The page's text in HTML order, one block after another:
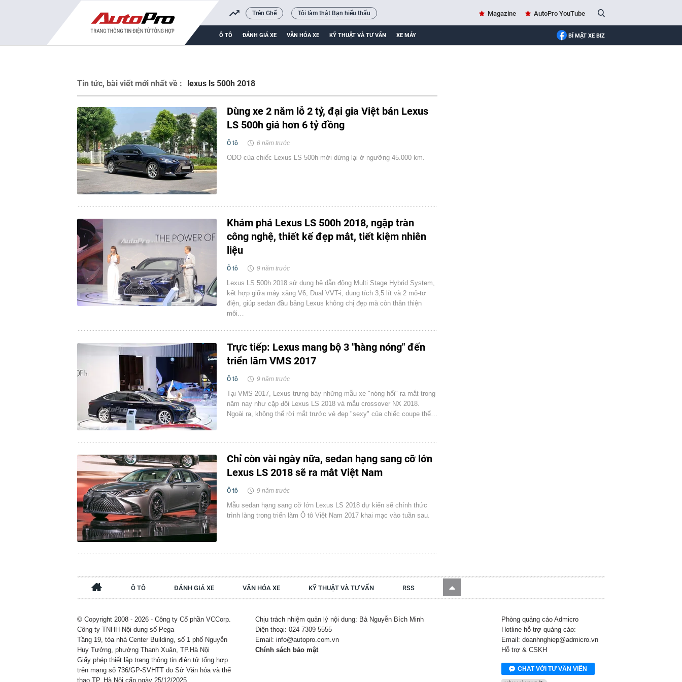
Trên Ghế Tôi làm thật Bạn hiểu thấu Magazine AutoPro YouTube
Ô TÔ ĐÁNH GIÁ XE VĂN HÓA XE KỸ THUẬT VÀ TƯ VẤN XE MÁY BÍ MẬT XE BIZ
Tin tức, bài viết mới nhất về : lexus ls 500h 2018
Dùng xe 2 năm lỗ 2 tỷ, đại gia Việt bán Lexus
LS 500h giá hơn 6 tỷ đồng
Ô tô 6 năm trước
ODO của chiếc Lexus LS 500h mới dừng lại ở ngưỡng 45.000 km.
Khám phá Lexus LS 500h 2018, ngập tràn
công nghệ, thiết kế đẹp mắt, tiết kiệm nhiên
liệu
Ô tô 9 năm trước
Lexus LS 500h 2018 sử dụng hệ dẫn động Multi Stage Hybrid System,
kết hợp giữa máy xăng V6, Dual VVT-i, dung tích 3,5 lít và 2 mô-tơ
điện, giúp sedan đầu bảng Lexus không chị đẹp mà còn thân thiện
môi…
Trực tiếp: Lexus mang bộ 3 "hàng nóng" đến
triển lãm VMS 2017
Ô tô 9 năm trước
Tại VMS 2017, Lexus trưng bày những mẫu xe "nóng hổi" ra mắt trong
năm nay như cặp đôi Lexus LS 2018 và mẫu crossover NX 2018.
Ngoài ra, không thể rời mắt trước vẻ đẹp "sexy" của chiếc coupe thể…
Chỉ còn vài ngày nữa, sedan hạng sang cỡ lớn
Lexus LS 2018 sẽ ra mắt Việt Nam
Ô tô 9 năm trước
Mẫu sedan hạng sang cỡ lớn Lexus LS 2018 dự kiến sẽ chính thức
trình làng trong triển lãm Ô tô Việt Nam 2017 khai mạc vào tuần sau.
Ô TÔ ĐÁNH GIÁ XE VĂN HÓA XE KỸ THUẬT VÀ TƯ VẤN RSS
© Copyright 2008 - 2026 - Công ty Cổ phần VCCorp.
Công ty TNHH Nội dung số Pega
Tầng 19, tòa nhà Center Building, số 1 phố Nguyễn
Huy Tưởng, phường Thanh Xuân, TP.Hà Nội
Giấy phép thiết lập trang thông tin điện tử tổng hợp
trên mạng số 736/GP-SVHTT do Sở Văn hóa và thể
thao TP. Hà Nội cấp ngày 25/12/2025.
Chịu trách nhiệm quản lý nội dung: Bà Nguyễn Bích Minh
Điện thoại: 024 7309 5555
Email: info@autopro.com.vn
Chính sách bảo mật
Phòng quảng cáo Admicro
Hotline hỗ trợ quảng cáo:
Email: doanhnghiep@admicro.vn
Hỗ trợ & CSKH
CHAT VỚI TƯ VẤN VIÊN